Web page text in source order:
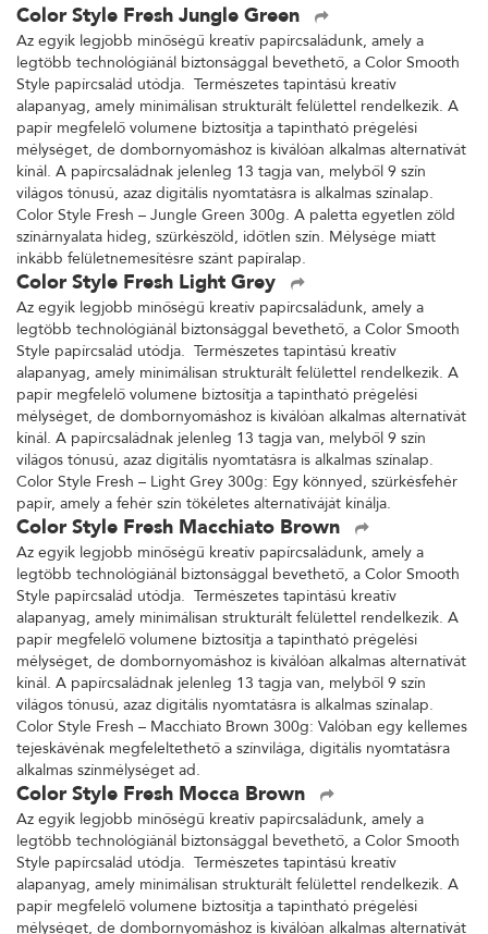
Color Style Fresh Jungle Green
Az egyik legjobb minőségű kreatív papírcsaládunk, amely a
legtöbb technológiánál biztonsággal bevethető, a Color Smooth
Style papírcsalád utódja. Természetes tapintású kreatív
alapanyag, amely minimálisan strukturált felülettel rendelkezik. A
papír megfelelő volumene biztosítja a tapintható prégelési
mélységet, de dombornyomáshoz is kiválóan alkalmas alternatívát
kínál. A papírcsaládnak jelenleg 13 tagja van, melyből 9 szín
világos tónusú, azaz digitális nyomtatásra is alkalmas színalap.
Color Style Fresh – Jungle Green 300g. A paletta egyetlen zöld
színárnyalata hideg, szürkészöld, időtlen szín. Mélysége miatt
inkább felületnemesítésre szánt papíralap.
Color Style Fresh Light Grey
Az egyik legjobb minőségű kreatív papírcsaládunk, amely a
legtöbb technológiánál biztonsággal bevethető, a Color Smooth
Style papírcsalád utódja. Természetes tapintású kreatív
alapanyag, amely minimálisan strukturált felülettel rendelkezik. A
papír megfelelő volumene biztosítja a tapintható prégelési
mélységet, de dombornyomáshoz is kiválóan alkalmas alternatívát
kínál. A papírcsaládnak jelenleg 13 tagja van, melyből 9 szín
világos tónusú, azaz digitális nyomtatásra is alkalmas színalap.
Color Style Fresh – Light Grey 300g: Egy könnyed, szürkésfehér
papír, amely a fehér szín tökéletes alternatíváját kínálja.
Color Style Fresh Macchiato Brown
Az egyik legjobb minőségű kreatív papírcsaládunk, amely a
legtöbb technológiánál biztonsággal bevethető, a Color Smooth
Style papírcsalád utódja. Természetes tapintású kreatív
alapanyag, amely minimálisan strukturált felülettel rendelkezik. A
papír megfelelő volumene biztosítja a tapintható prégelési
mélységet, de dombornyomáshoz is kiválóan alkalmas alternatívát
kínál. A papírcsaládnak jelenleg 13 tagja van, melyből 9 szín
világos tónusú, azaz digitális nyomtatásra is alkalmas színalap.
Color Style Fresh – Macchiato Brown 300g: Valóban egy kellemes
tejeskávénak megfeleltethető a színvilága, digitális nyomtatásra
alkalmas színmélységet ad.
Color Style Fresh Mocca Brown
Az egyik legjobb minőségű kreatív papírcsaládunk, amely a
legtöbb technológiánál biztonsággal bevethető, a Color Smooth
Style papírcsalád utódja. Természetes tapintású kreatív
alapanyag, amely minimálisan strukturált felülettel rendelkezik. A
papír megfelelő volumene biztosítja a tapintható prégelési
mélységet, de dombornyomáshoz is kiválóan alkalmas alternatívát